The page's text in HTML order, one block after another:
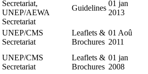
Secretariat,
UNEP/AEWA
Secretariat
Guidelines
01 jan
2013
UNEP/CMS
Secretariat
Leaflets &
Brochures
01 Aoû
2011
UNEP/CMS
Secretariat
Leaflets &
Brochures
01 jan
2008